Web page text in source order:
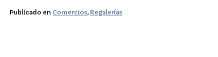
Publicado en Comercios, Regalerías